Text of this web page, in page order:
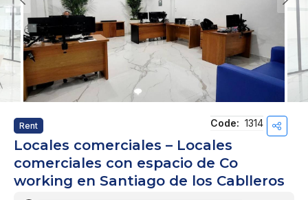
Rent Code: 1314
Locales comerciales – Locales
comerciales con espacio de Co
working en Santiago de los Cablleros